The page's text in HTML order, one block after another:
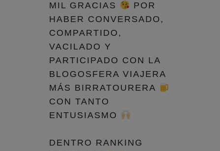
MIL GRACIAS
POR
HABER CONVERSADO,
COMPARTIDO,
VACILADO Y
PARTICIPADO CON LA
BLOGOSFERA VIAJERA
MÁS BIRRATOURERA
CON TANTO
ENTUSIASMO
DENTRO RANKING